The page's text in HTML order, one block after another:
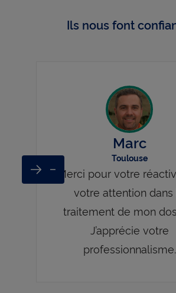
Ils nous font
Previous
Marc
Toulouse
Merci pour votre
votre attention dans
traitement de mon
J’apprécie votre
professionnalisme.
Next